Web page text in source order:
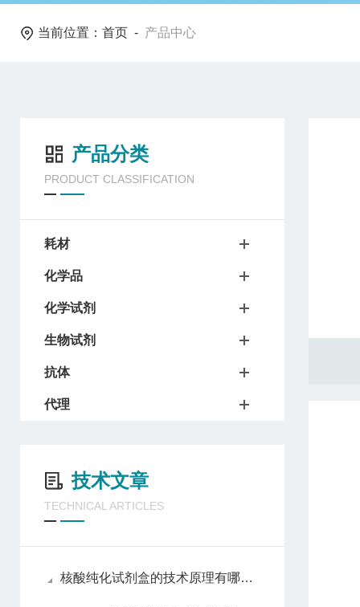
当前位置： 首页 - 产品中心
产品分类
PRODUCT CLASSIFICATION
耗材
化学品
化学试剂
生物试剂
抗体
代理
技术文章
TECHNICAL ARTICLES
核酸纯化试剂盒的技术原理有哪些？